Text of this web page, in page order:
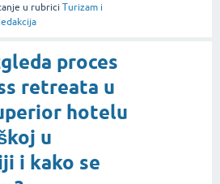
u rubrici Turizam i
proces
retreata u
hotelu
u
i kako se